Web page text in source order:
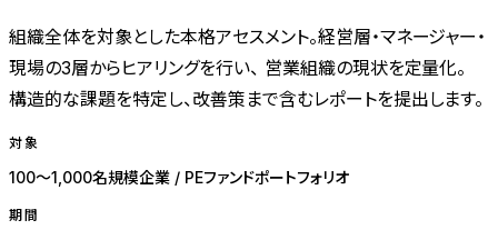
組織全体を対象とした本格アセスメント。経営層・マネージャー・
現場の3層からヒアリングを行い、 営業組織の現状を定量化。
構造的な課題を特定し、改善策まで含むレポートを提出します。
対象
100〜1,000名規模企業 / PEファンドポートフォリオ
期間